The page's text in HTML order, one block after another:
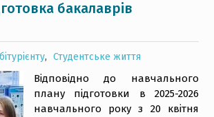
бакалаврів
, Студентське життя
Відповідно до навчального
плану підготовки в 2025-2026
навчального року з 20 квітня